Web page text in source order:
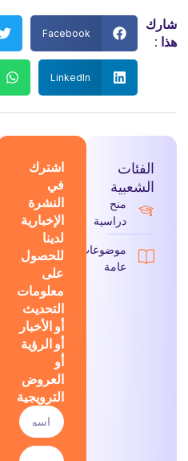
شارك
هذا :
Facebook
LinkedIn
الفئات
الشعبية
منح
دراسية
موضوعات
عامة
اشترك
في
النشرة
الإخبارية
لدينا
للحصول
على
معلومات
التحديث
أو الأخبار
أو الرؤية
أو
العروض
الترويجية